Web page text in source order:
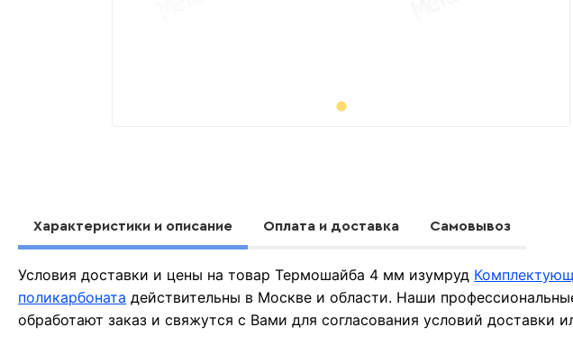
Характеристики и описание Оплата и доставка Самовывоз
Условия доставки и цены на товар Термошайба 4 мм изумруд
поликарбоната действительны в Москве и области. Наши
обработают заказ и свяжутся с Вами для согласования условий доставки